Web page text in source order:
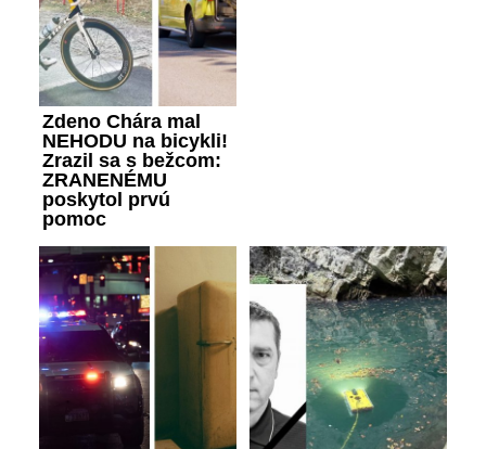
Zdeno Chára mal
NEHODU na bicykli!
Zrazil sa s bežcom:
ZRANENÉMU
poskytol prvú
pomoc